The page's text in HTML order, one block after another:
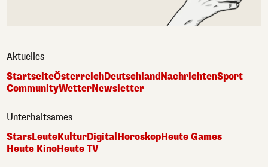
Aktuelles
StartseiteÖsterreichDeutschlandNachrichtenSport
CommunityWetterNewsletter
Unterhaltsames
StarsLeuteKulturDigital HoroskopHeute Games
Heute KinoHeute TV